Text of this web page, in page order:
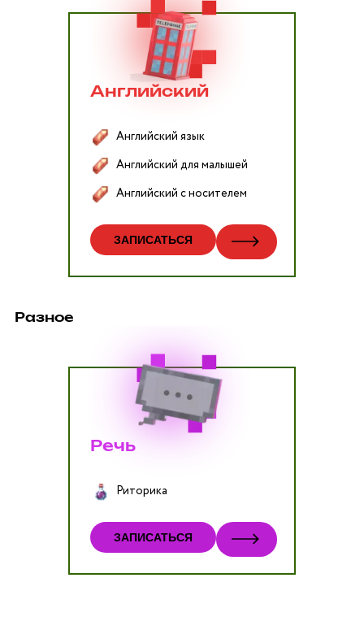
Английский
Английский язык
Английский для малышей
Английский с носителем
ЗАПИСАТЬСЯ
Разное
Речь
Риторика
ЗАПИСАТЬСЯ